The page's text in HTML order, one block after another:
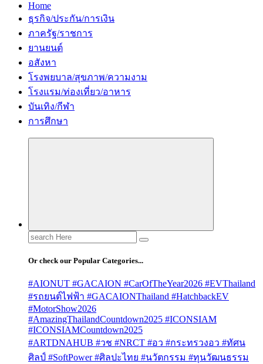
Home
ธุรกิจ/ประกัน/การเงิน
ภาครัฐ/ราชการ
ยานยนต์
อสังหา
โรงพยบาล/สุขภาพ/ความงาม
โรงแรม/ท่องเที่ยว/อาหาร
บันเทิง/กีฬา
การศึกษา
Search
for:
Or check our Popular Categories...
#AIONUT #GACAION #CarOfTheYear2026 #EVThailand
#รถยนต์ไฟฟ้า #GACAIONThailand #HatchbackEV
#MotorShow2026
#AmazingThailandCountdown2025 #ICONSIAM
#ICONSIAMCountdown2025
#ARTDNAHUB #วช #NRCT #อว #กระทรวงอว #ทัศน
ศิลป์ #SoftPower #ศิลปะไทย #นวัตกรรม #ทุนวัฒนธรรม